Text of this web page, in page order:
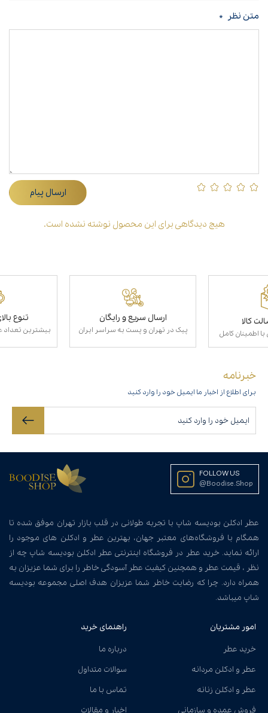
متن نظر *
ارسال پیام
هیچ دیدگاهی برای این محصول نوشته نشده است.
کالا
اطمینان کامل
ارسال سریع و رایگان
پیک در تهران و پست به سراسر ایران
تنوع
بیشترین تعداد
خبرنامه
برای اطلاع از اخبار ما ایمیل خود را وارد کنید
FOLLOW US
@Boodise.Shop
عطر ادکلن بودیسه شاپ با تجربه طولانی در قلب بازار تهران موفق شده تا
همگام با فروشگاه‌های معتبر جهان، بهترین عطر و ادکلن های موجود را
ارائه نماید. خرید عطر در فروشگاه اینترنتی عطر ادکلن بودیسه شاپ چه از
نظر ، قیمت عطر و همچنین کیفیت عطر آسودگی خاطر را برای شما عزیزان به
همراه دارد. چرا که رضایت خاطر شما عزیزان هدف اصلی مجموعه بودیسه
شاپ میباشد.
امور مشتریان
خرید عطر
عطر و ادکلن مردانه
عطر و ادکلن زنانه
فروش عمده و سازمانی
راهنمای خرید
درباره ما
سوالات متداول
تماس با ما
اخبار و مقالات